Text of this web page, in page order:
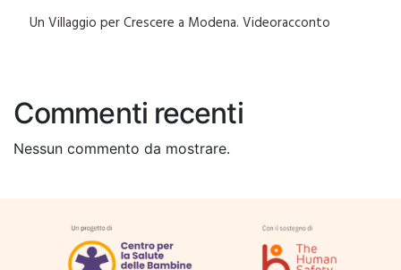
Un Villaggio per Crescere a Modena. Videoracconto
Commenti recenti
Nessun commento da mostrare.